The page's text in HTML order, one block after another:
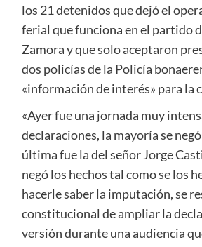
los 21 detenidos que dejó el
ferial que funciona en el partido
Zamora y que solo aceptaron
dos policías de la Policía
«información de interés» para la
«Ayer fue una jornada muy
declaraciones, la mayoría se
última fue la del señor Jorge
negó los hechos tal como se los
hacerle saber la imputación, se
constitucional de ampliar la
versión durante una audiencia